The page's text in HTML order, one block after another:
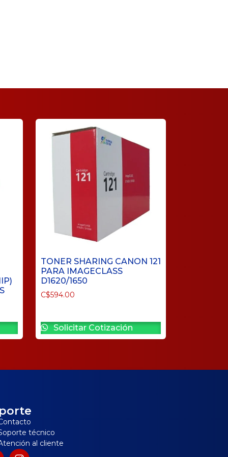
TONER SHARING CANON 121
PARA IMAGECLASS
D1620/1650
C$594.00
Solicitar Cotización
técnico
al cliente